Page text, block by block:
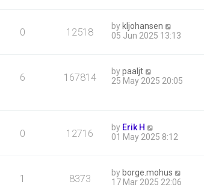
0 12518 by kljohansen
05 Jun 2025 13:13
6 167814 bypaaljt
25 May 2025 20:05
0 12716 by Erik H
01 May 2025 8:12
1 8373 by borge.mohus
17 Mar 2025 22:06